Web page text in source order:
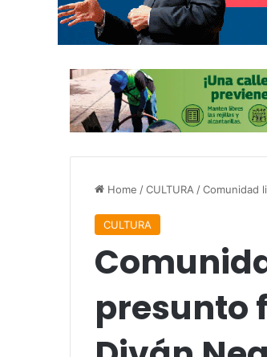
Home /CULTURA /Comunidad
CULTURA
presunto